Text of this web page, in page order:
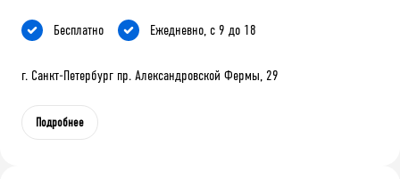
Бесплатно Ежедневно, с 9 до 18
г. Санкт-Петербург пр. Александровской Фермы, 29
Подробнее